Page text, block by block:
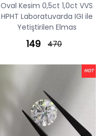
Oval Kesim 0,5ct 1,0ct VVS
HPHT Laboratuvarda IGI ile
Yetiştirilen Elmas
149 470